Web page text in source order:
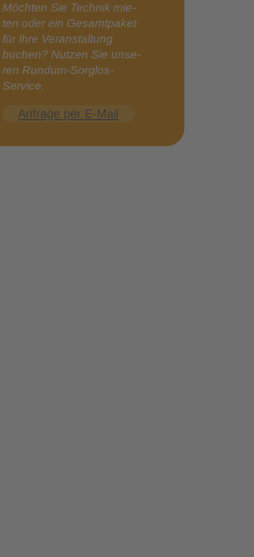
Möch­ten Sie Tech­nik mie­
ten oder ein Gesamt­pa­ket
für Ihre Ver­an­stal­tung
buchen? Nut­zen Sie unse­
ren Rundum-Sorglos-
Service.
Anfra­ge per E‑Mail